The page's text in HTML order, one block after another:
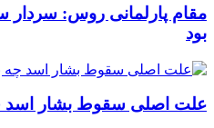
مقام پارلمانی روس: سردار
بود
علت اصلی سقوط بشار اسد